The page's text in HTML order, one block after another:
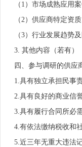
（1）市场成熟应用
（2）供应商特定资
（3）行业发展趋势
3. 其他内容（若有）
四、参与调研的供应
1.具有独立承担民事
2.具有良好的商业信
3.具有履行合同所必
4.有依法缴纳税收和
5.近三年无重大违法